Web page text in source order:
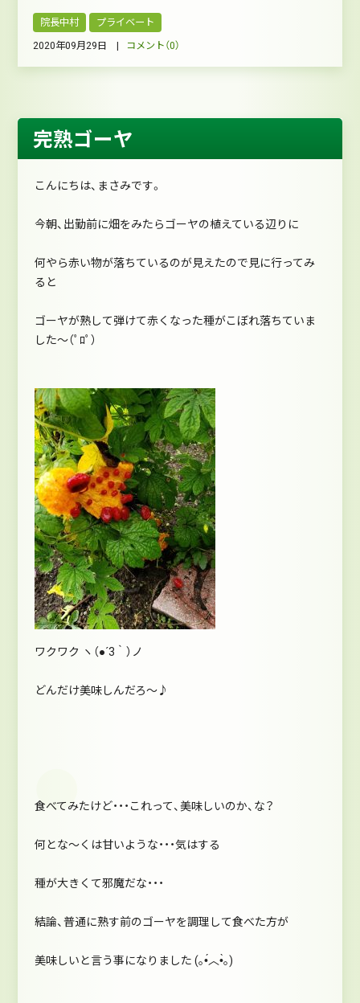
院長中村 プライベート
2020年09月29日 | コメント（0）
完熟ゴーヤ
こんにちは、まさみです。
今朝、出勤前に畑をみたらゴーヤの植えている辺りに
何やら赤い物が落ちているのが見えたので見に行ってみ
ると
ゴーヤが熟して弾けて赤くなった種がこぼれ落ちていま
した～（ﾟﾛﾟ）
ワクワク ヽ（●´3｀）ノ
どんだけ美味しんだろ～♪
食べてみたけど・・・これって、美味しいのか、な？
何とな～くは甘いような・・・気はする
種が大きくて邪魔だな・・・
結論、普通に熟す前のゴーヤを調理して食べた方が
美味しいと言う事になりました (｡•́︿•̀｡)